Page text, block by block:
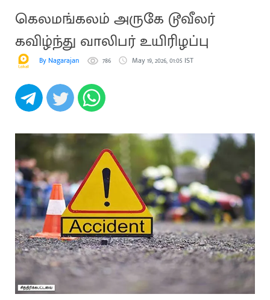
கெலமங்கலம் அருகே டூவீலர்
கவிழ்ந்து வாலிபர் உயிரிழப்பு
By Nagarajan 786 May 19, 2026, 01:05 IST